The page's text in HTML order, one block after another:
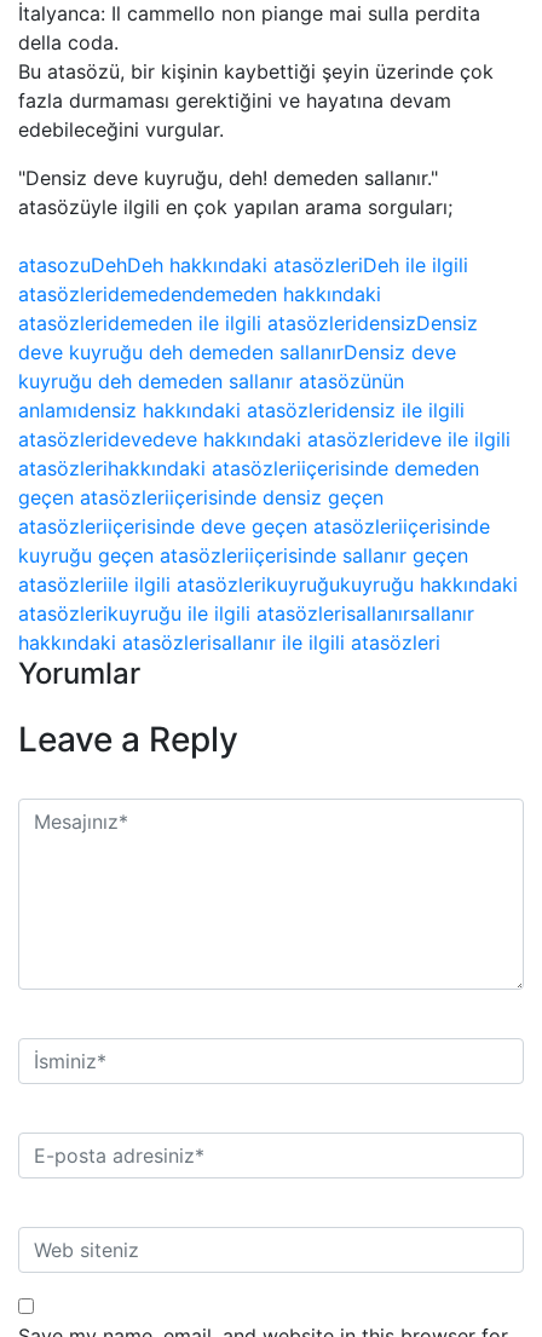
İtalyanca: Il cammello non piange mai sulla perdita
della coda.
Bu atasözü, bir kişinin kaybettiği şeyin üzerinde çok
fazla durmaması gerektiğini ve hayatına devam
edebileceğini vurgular.
"Densiz deve kuyruğu, deh! demeden sallanır."
atasözüyle ilgili en çok yapılan arama sorguları;
atasozuDehDeh hakkındaki atasözleriDeh ile ilgili
atasözleridemedendemeden hakkındaki
atasözleridemeden ile ilgili atasözleridensizDensiz
deve kuyruğu deh demeden sallanırDensiz deve
kuyruğu deh demeden sallanır atasözünün
anlamıdensiz hakkındaki atasözleridensiz ile ilgili
atasözleridevedeve hakkındaki atasözlerideve ile ilgili
atasözlerihakkındaki atasözleriiçerisinde demeden
geçen atasözleriiçerisinde densiz geçen
atasözleriiçerisinde deve geçen atasözleriiçerisinde
kuyruğu geçen atasözleriiçerisinde sallanır geçen
atasözleriile ilgili atasözlerikuyruğukuyruğu hakkındaki
atasözlerikuyruğu ile ilgili atasözlerisallanırsallanır
hakkındaki atasözlerisallanır ile ilgili atasözleri
Yorumlar
Leave a Reply